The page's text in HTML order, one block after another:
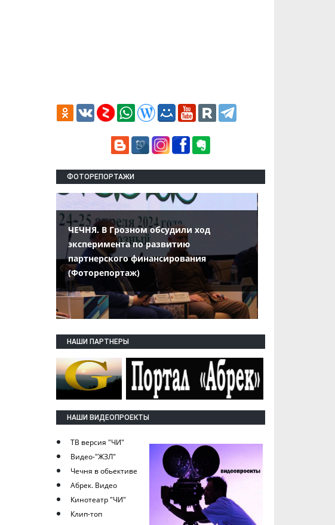
ФОТОРЕПОРТАЖИ
ЧЕЧНЯ. В Грозном обсудили ход
эксперимента по развитию
партнерского финансирования
(Фоторепортаж)
НАШИ ПАРТНЕРЫ
НАШИ ВИДЕОПРОЕКТЫ
ТВ версия "ЧИ"
Видео-"ЖЗЛ"
Чечня в обьективе
Абрек. Видео
Кинотеатр "ЧИ"
Клип-топ